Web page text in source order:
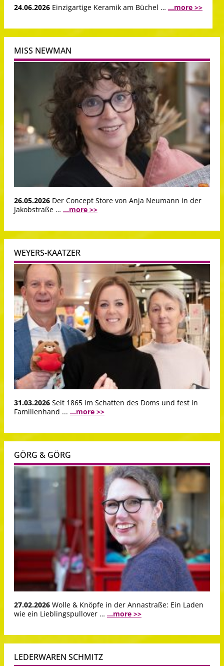
24.06.2026 Einzigartige Keramik am Büchel … ...more >>
MISS NEWMAN
26.05.2026 Der Concept Store von Anja Neumann in der
Jakobstraße … ...more >>
WEYERS-KAATZER
31.03.2026 Seit 1865 im Schatten des Doms und fest in
Familienhand ... ...more >>
GÖRG & GÖRG
27.02.2026 Wolle & Knöpfe in der Annastraße: Ein Laden
wie ein Lieblingspullover … ...more >>
LEDERWAREN SCHMITZ